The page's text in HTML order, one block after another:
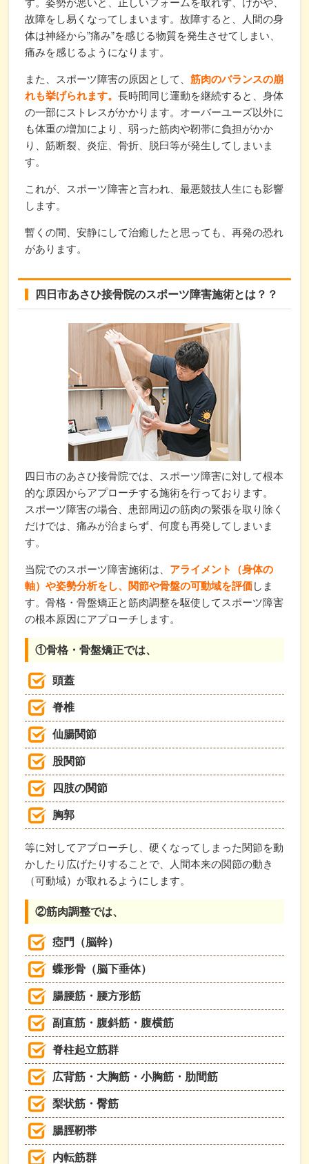
す。姿勢が悪いと、正しいフォームを取れず、けがや、
故障をし易くなってしまいます。故障すると、人間の身
体は神経から”痛み”を感じる物質を発生させてしまい、
痛みを感じるようになります。
また、スポーツ障害の原因として、筋肉のバランスの崩
れも挙げられます。長時間同じ運動を継続すると、身体
の一部にストレスがかかります。オーバーユーズ以外に
も体重の増加により、弱った筋肉や靭帯に負担がかか
り、筋断裂、炎症、骨折、脱臼等が発生してしまいま
す。
これが、スポーツ障害と言われ、最悪競技人生にも影響
します。
暫くの間、安静にして治癒したと思っても、再発の恐れ
があります。
四日市あさひ接骨院のスポーツ障害施術とは？？
四日市のあさひ接骨院では、スポーツ障害に対して根本
的な原因からアプローチする施術を行っております。
スポーツ障害の場合、患部周辺の筋肉の緊張を取り除く
だけでは、痛みが治まらず、何度も再発してしまいま
す。
当院でのスポーツ障害施術は、 アライメント（身体の
軸）や姿勢分析をし、関節や骨盤の可動域を評価しま
す。骨格・骨盤矯正と筋肉調整を駆使してスポーツ障害
の根本原因にアプローチします。
①骨格・骨盤矯正では、
頭蓋
脊椎
仙腸関節
股関節
四肢の関節
胸郭
等に対してアプローチし、硬くなってしまった関節を動
かしたり広げたりすることで、人間本来の関節の動き
（可動域）が取れるようにします。
②筋肉調整では、
瘂門（脳幹）
蝶形骨（脳下垂体）
腸腰筋・腰方形筋
副直筋・腹斜筋・腹横筋
脊柱起立筋群
広背筋・大胸筋・小胸筋・肋間筋
梨状筋・臀筋
腸脛靭帯
内転筋群